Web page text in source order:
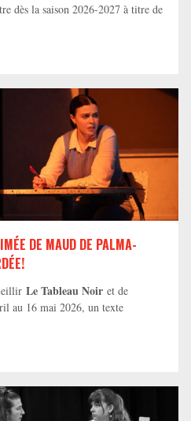
dès la saison 2026-2027 à titre de
DE MAUD DE PALMA-
Le Tableau Noir et de
au 16 mai 2026, un texte